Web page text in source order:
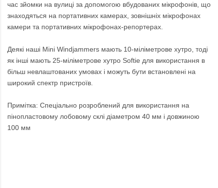
час зйомки на вулиці за допомогою вбудованих мікрофонів, що
знаходяться на портативних камерах, зовнішніх мікрофонах
камери та портативних мікрофонах-репортерах.
Деякі наші Mini Windjammers мають 10-міліметрове хутро, тоді
як інші мають 25-міліметрове хутро Softie для використання в
більш невлаштованих умовах і можуть бути встановлені на
широкий спектр пристроїв.
Примітка: Спеціально розроблений для використання на
пінопластовому лобовому склі діаметром 40 мм і довжиною
100 мм